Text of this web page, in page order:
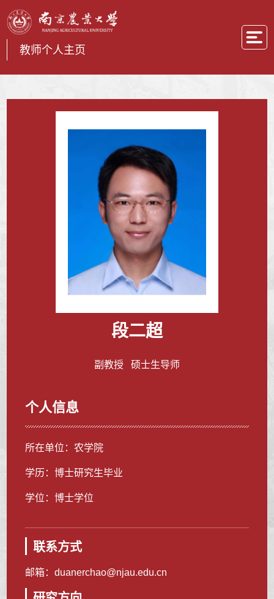
教师个人主页
段二超
副教授 硕士生导师
个人信息
所在单位：农学院
学历：博士研究生毕业
学位：博士学位
联系方式
邮箱：duanerchao@njau.edu.cn